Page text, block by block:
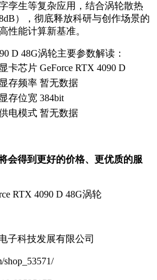
孪生等复杂应用，结合涡轮散热
），彻底释放科研与创作场景的
性能计算新基准。
D 48G涡轮主要参数解读：
显卡芯片 GeForce RTX 4090 D
显存频率 暂无数据
显存位宽 384bit
电模式 暂无数据
会得到更好的价格、更优质的服
RTX 4090 D 48G涡轮
子科技发展有限公司
shop_53571/